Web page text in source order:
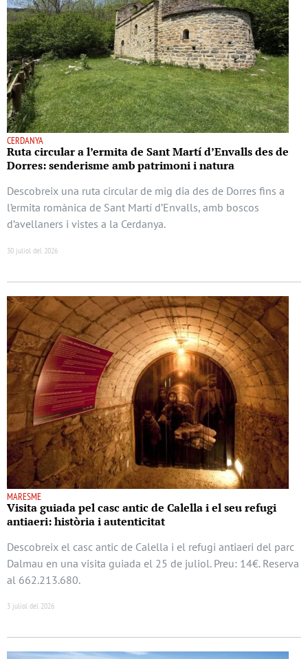
CERDANYA
Ruta circular a l’ermita de Sant Martí d’Envalls des de
Dorres: senderisme amb patrimoni i natura
Descobreix una ruta circular de mig dia des de Dorres fins a
l’ermita romànica de Sant Martí d’Envalls, amb boscos
d’avellaners i vistes a la Cerdanya.
30 juliol del 2026
MARESME
Visita guiada pel casc antic de Calella i el seu refugi
antiaeri: història i autenticitat
Descobreix el casc antic de Calella i el refugi antiaeri del parc
Dalmau en una visita guiada el 25 de juliol. Preu: 14€. Reserva
al 662.213.680.
3 juliol del 2026